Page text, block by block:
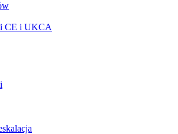
CE i UKCA